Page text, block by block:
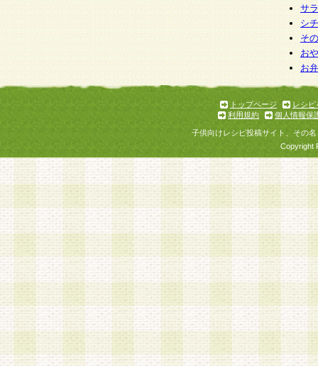
サ
シ
そ
お
お
トップページ
レシピ
利用規約
個人情報保
子供向けレシピ投稿サイト、その
Copyright